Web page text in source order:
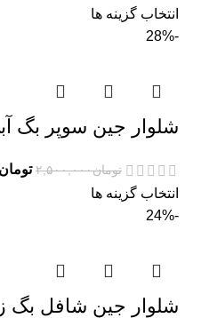
انتخاب گزینه ها
-28%
شلوار جین سوپر بگ
تومان۲,۵۰۰,۰۰۰ تومان
انتخاب گزینه ها
-24%
شلوار جین شافل بگ